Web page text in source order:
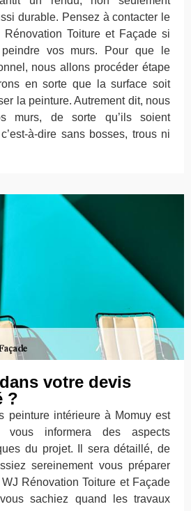
durable. Pensez à contacter le
Rénovation Toiture et Façade si
vos murs. Pour que le
nous allons procéder étape
en sorte que la surface soit
la peinture. Autrement dit, nous
murs, de sorte qu’ils soient
à-dire sans bosses, trous ni
votre devis
?
peinture intérieure à Momuy est
vous informera des aspects
du projet. Il sera détaillé, de
sereinement vous préparer
Rénovation Toiture et Façade
sachiez quand les travaux